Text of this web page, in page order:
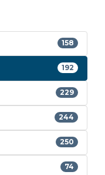
158
192
229
244
250
74